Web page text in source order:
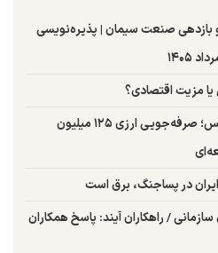
بازدهی صنعت سیمان | پذیره‌نویسی
مزیت اقتصادی؟
ساخت داخل ۹ همتی در مس؛ صرفه‌جویی ارزی ۱۲۵ میلیون
در پساجنگ، برق است
/ راهکاران آیند: پاسخ همکاران